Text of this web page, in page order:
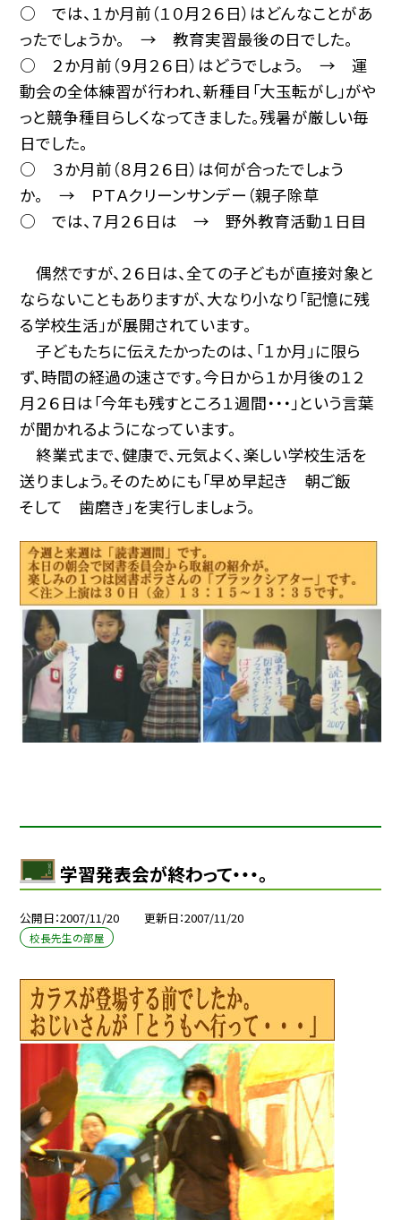
○ では、１か月前（１０月２６日）はどんなことがあ
ったでしょうか。 → 教育実習最後の日でした。
○ ２か月前（９月２６日）はどうでしょう。 → 運
動会の全体練習が行われ、新種目「大玉転がし」がや
っと競争種目らしくなってきました。残暑が厳しい毎
日でした。
○ ３か月前（８月２６日）は何が合ったでしょう
か。 → ＰＴＡクリーンサンデー（親子除草
○ では、７月２６日は → 野外教育活動１日目
偶然ですが、２６日は、全ての子どもが直接対象と
ならないこともありますが、大なり小なり「記憶に残
る学校生活」が展開されています。
子どもたちに伝えたかったのは、「１か月」に限ら
ず、時間の経過の速さです。今日から１か月後の１２
月２６日は「今年も残すところ１週間・・・」という言葉
が聞かれるようになっています。
終業式まで、健康で、元気よく、楽しい学校生活を
送りましょう。そのためにも「早め早起き 朝ご飯
そして 歯磨き」を実行しましょう。
学習発表会が終わって・・・。
公開日 2007/11/20 更新日 2007/11/20
校長先生の部屋